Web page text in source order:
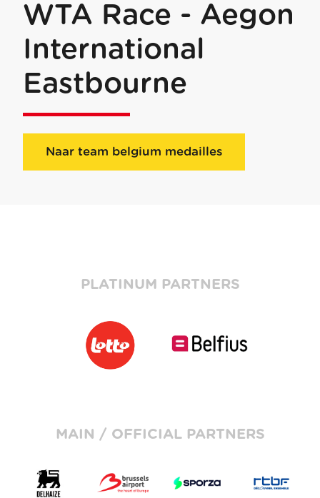
WTA Race - Aegon
International
Eastbourne
Naar team belgium medailles
PLATINUM PARTNERS
MAIN / OFFICIAL PARTNERS